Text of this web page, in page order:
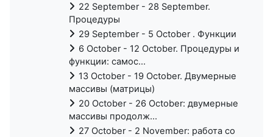
22 September - 28 September.
Процедуры
29 September - 5 October . Функции
6 October - 12 October. Процедуры и
функции: самос...
13 October - 19 October. Двумерные
массивы (матрицы)
20 October - 26 October: двумерные
массивы продолж...
27 October - 2 November: работа со